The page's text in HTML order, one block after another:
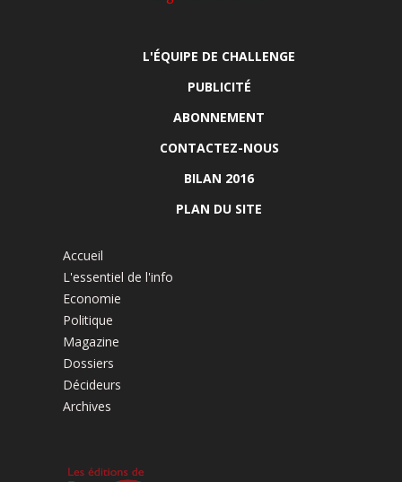
L'ÉQUIPE DE CHALLENGE
PUBLICITÉ
ABONNEMENT
CONTACTEZ-NOUS
BILAN 2016
PLAN DU SITE
Accueil
L'essentiel de l'info
Economie
Politique
Magazine
Dossiers
Décideurs
Archives